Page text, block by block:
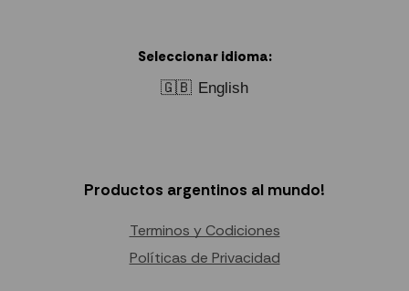
Seleccionar idioma:
🇬🇧 English
Productos argentinos al mundo!
Terminos y Codiciones
Políticas de Privacidad